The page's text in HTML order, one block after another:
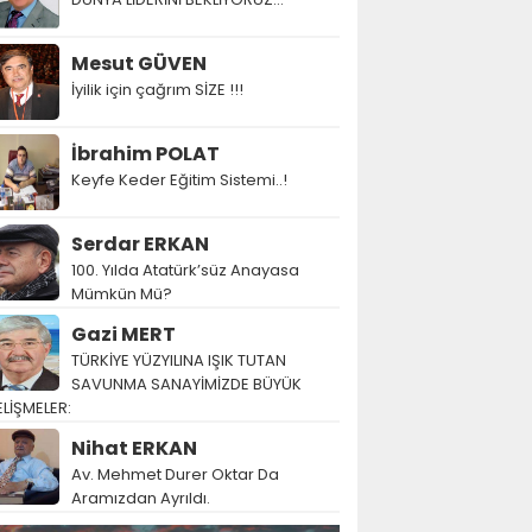
Mesut GÜVEN
İyilik için çağrım SİZE !!!
İbrahim POLAT
Keyfe Keder Eğitim Sistemi..!
Serdar ERKAN
100. Yılda Atatürk’süz Anayasa
Mümkün Mü?
Gazi MERT
TÜRKİYE YÜZYILINA IŞIK TUTAN
SAVUNMA SANAYİMİZDE BÜYÜK
Nihat ERKAN
Av. Mehmet Durer Oktar Da
Aramızdan Ayrıldı.